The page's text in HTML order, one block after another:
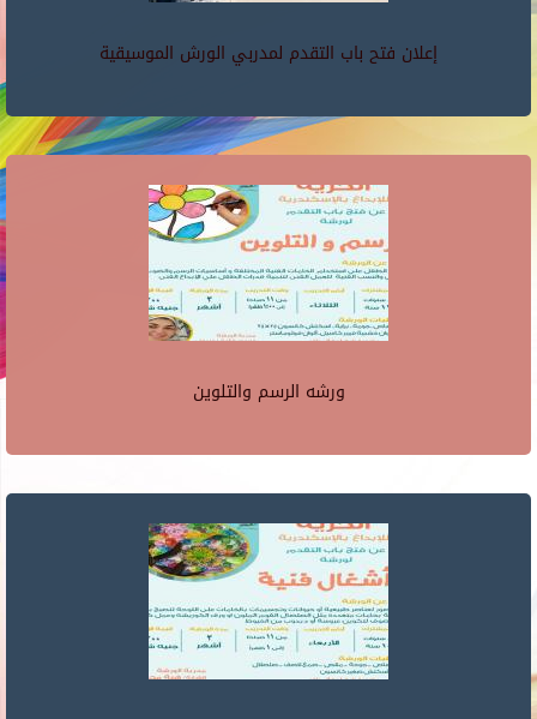
إعلان فتح باب التقدم لمدربي الورش الموسيقية
ورشه الرسم والتلوين